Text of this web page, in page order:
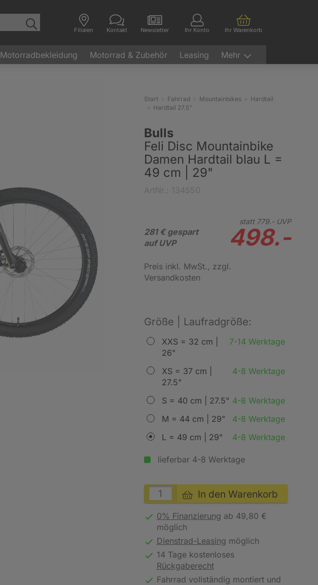
Filialen Kontakt Newsletter Ihr Konto Ihr Warenkorb
Motorradbekleidung Motorrad & Zubehör Leasing Mehr
Start Fahrrad Mountainbikes
Hardtail
Hardtail 27.5"
Bulls
Feli Disc Mountainbike
Damen Hardtail blau L =
49 cm | 29"
281 € gespart
auf UVP
statt 779.-UVP
498.-
Preis inkl. MwSt., zzgl.
Versandkosten
Größe | Laufradgröße:
XXS = 32 cm |
26"
7-14 Werktage
XS = 37 cm |
27.5"
4-8 Werktage
S = 40 cm | 27.5" 4-8 Werktage
M = 44 cm | 29"
4-8 Werktage
L = 49 cm | 29"
4-8 Werktage
lieferbar 4-8 Werktage
In den Warenkorb
0% Finanzierung ab 49,80 €
möglich
Dienstrad-Leasing möglich
14 Tage kostenloses
Rückgaberecht
Fahrrad vollständig montiert und